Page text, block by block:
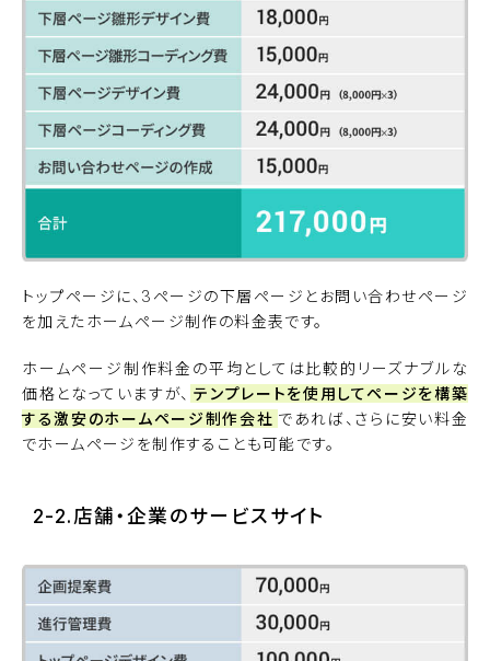
トップページに、3ページの下層ページとお問い合わせページ
を加えたホームページ制作の料金表です。
ホームページ制作料金の平均としては比較的リーズナブルな
価格となっていますが、 テンプレートを使用してページを構築
する激安のホームページ制作会社 であれば、さらに安い料金
でホームページを制作することも可能です。
2-2.店舗・企業のサービスサイト